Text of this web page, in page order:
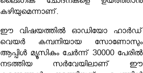
കഴിയുമെന്നാണ്.
ഈ വിഷയത്തിൽ ഓഡിയോ ഹാർഡ്
വെയ‍ർ കമ്പനിയായ സോണോസും
ആപ്പിൾ മ്യൂസികും ചേ‍ർന്ന് 30000 പേരിൽ
നടത്തിയ സ‍ർവേയിലാണ് ഈ